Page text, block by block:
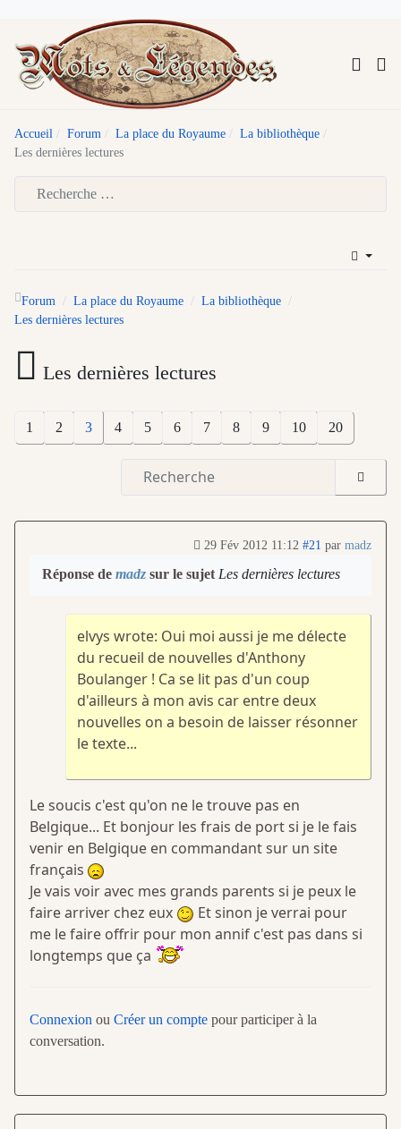
Accueil Forum La place du Royaume
La bibliothèque
Les dernières lectures
Forum La place du Royaume
La bibliothèque
Les dernières lectures
Les dernières lectures
1 2 3 4 5 6 7 8 9 10 20
29 Fév 2012 11:12 #21 par madz
Réponse de madz sur le sujet Les dernières lectures
elvys wrote: Oui moi aussi je me délecte
du recueil de nouvelles d'Anthony
Boulanger ! Ca se lit pas d'un coup
d'ailleurs à mon avis car entre deux
nouvelles on a besoin de laisser résonner
le texte...
Le soucis c'est qu'on ne le trouve pas en
Belgique... Et bonjour les frais de port si je le fais
venir en Belgique en commandant sur un site
français
Je vais voir avec mes grands parents si je peux le
faire arriver chez eux
Et sinon je verrai pour
me le faire offrir pour mon annif c'est pas dans si
longtemps que ça
Connexion ou Créer un compte pour participer à la
conversation.